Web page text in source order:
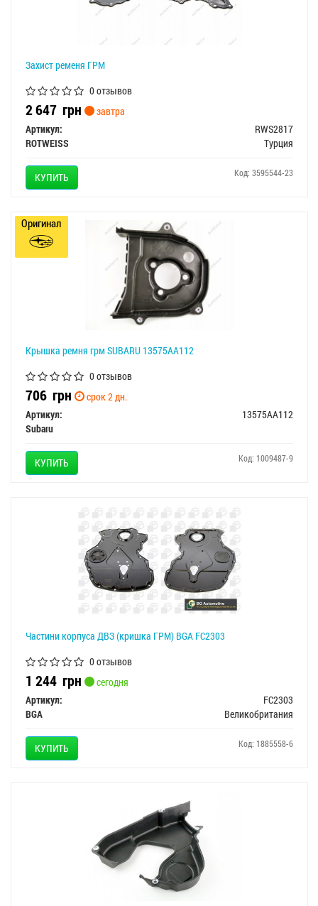
Захист ременя ГРМ
0 отзывов
2 647 грн
завтра
Артикул:
RWS2817
ROTWEISS
Турция
КУПИТЬ Код: 3595544-23
Крышка ремня грм SUBARU 13575AA112
0 отзывов
706 грн
срок 2 дн.
Артикул:
13575AA112
Subaru
КУПИТЬ Код: 1009487-9
Оригинал
Частини корпуса ДВЗ (кришка ГРМ) BGA FC2303
0 отзывов
1 244 грн
сегодня
Артикул:
FC2303
BGA
Великобритания
КУПИТЬ Код: 1885558-6